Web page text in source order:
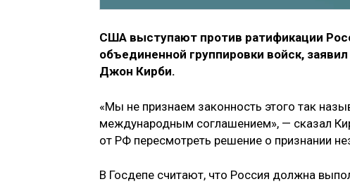
США выступают против ратификации
объединенной группировки войск,
Джон Кирби.
«Мы не признаем законность этого так
международным соглашением», — сказал
от РФ пересмотреть решение о признании
В Госдепе считают, что Россия должна